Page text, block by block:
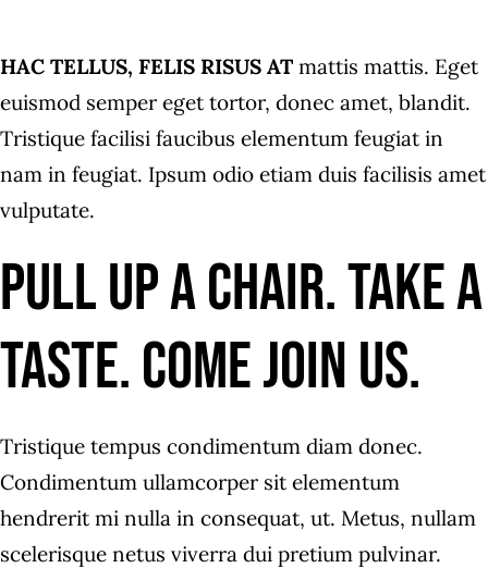
HAC TELLUS, FELIS RISUS AT mattis mattis. Eget
euismod semper eget tortor, donec amet, blandit.
Tristique facilisi faucibus elementum feugiat in
nam in feugiat. Ipsum odio etiam duis facilisis amet
vulputate.
Pull up a chair. Take a
taste. Come join us.
Tristique tempus condimentum diam donec.
Condimentum ullamcorper sit elementum
hendrerit mi nulla in consequat, ut. Metus, nullam
scelerisque netus viverra dui pretium pulvinar.